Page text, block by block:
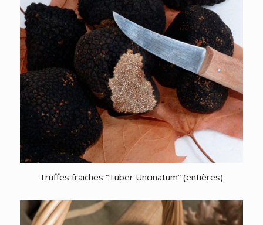
Truffes fraiches “Tuber Uncinatum” (entières)